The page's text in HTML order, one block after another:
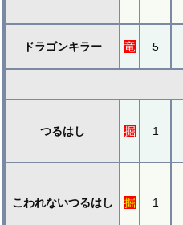
ドラゴンキラー 竜 5
つるはし 掘 1
こわれないつるはし 掘 1